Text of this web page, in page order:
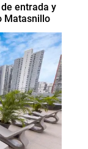
entrada y
Matasnillo